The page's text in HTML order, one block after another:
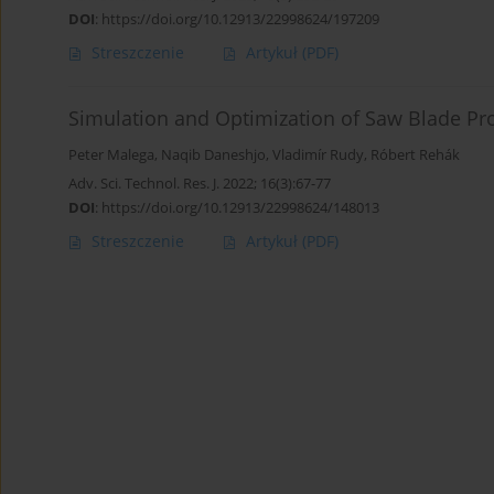
DOI: https://doi.org/10.12913/22998624/197209
Streszczenie Artykuł (PDF)
Simulation and Optimization of Saw Blade
Peter Malega, Naqib Daneshjo, Vladimír Rudy, Róbert Rehák
Adv. Sci. Technol. Res. J. 2022; 16(3):67-77
DOI: https://doi.org/10.12913/22998624/148013
Streszczenie Artykuł (PDF)